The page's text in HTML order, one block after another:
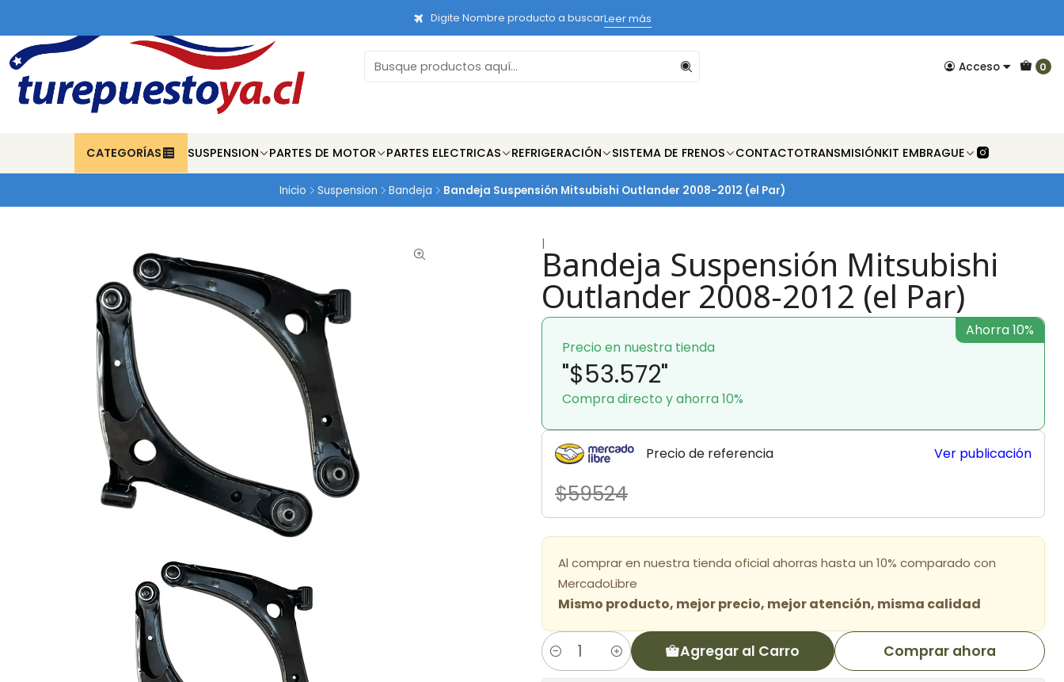
Acceso 0
CATEGORÍAS SUSPENSION PARTES DE MOTOR PARTES ELECTRICAS REFRIGERACIÓN SISTEMA DE FRENOS CONTACTOTRANSMISIÓNKIT EMBRAGUE
Digite Nombre producto a buscarLeer más
Inicio Suspension Bandeja Bandeja Suspensión Mitsubishi Outlander 2008-2012 (el Par)
|Bandeja Suspensión Mitsubishi
Outlander 2008-2012 (el Par)
Precio en nuestra tienda
"$53.572"
Compra directo y ahorra 10%
Ahorra 10%
Precio de referencia
$59524
Ver publicación
Al comprar en nuestra tienda oficial ahorras hasta un 10% comparado con
MercadoLibre
Mismo producto, mejor precio, mejor atención, misma calidad
Cantidad Agregar al Carro Comprar ahora